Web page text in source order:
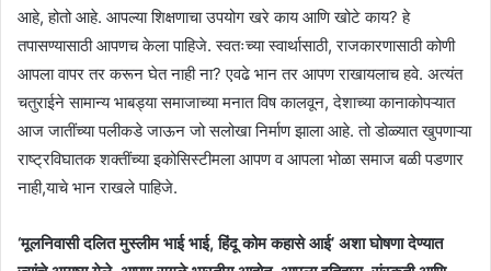
आहे, होतो आहे. आपल्या शिक्षणाचा उपयोग खरे काय आणि खोटे काय? हे
तपासण्यासाठी आपणच केला पाहिजे. स्वतःच्या स्वार्थासाठी, राजकारणासाठी कोणी
आपला वापर तर करून घेत नाही ना? एवढे भान तर आपण राखायलाच हवे. अत्यंत
चतुराईने सामान्य भाबड्या समाजाच्या मनात विष कालवून, देशाच्या कानाकोपऱ्यात
आज जातींच्या पलीकडे जाऊन जो सलोखा निर्माण झाला आहे. तो डोळ्यात खुपणाऱ्या
राष्ट्रविघातक शक्तींच्या इकोसिस्टीमला आपण व आपला भोळा समाज बळी पडणार
नाही,याचे भान राखले पाहिजे.
‘मूलनिवासी दलित मुस्लीम भाई भाई, हिंदू कोम कहासे आई’ अशा घोषणा देण्यात